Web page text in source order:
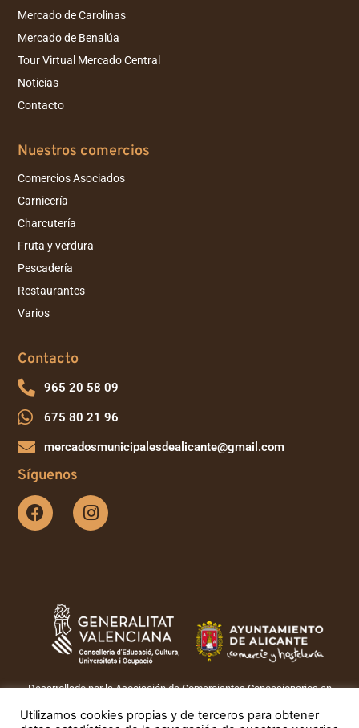
Mercado de Carolinas
Mercado de Benalúa
Tour Virtual Mercado Central
Noticias
Contacto
Nuestros comercios
Comercios Asociados
Carnicería
Charcutería
Fruta y verdura
Pescadería
Restaurantes
Varios
Contacto
965 20 58 09
675 80 21 96
mercadosmunicipalesdealicante@gmail.com
Síguenos
Desarrollado por la Asociación de Comerciantes Concesionarios en
Comercio y Hostelería del Ayuntamiento de Alicante.
Utilizamos cookies propias y de terceros para obtener